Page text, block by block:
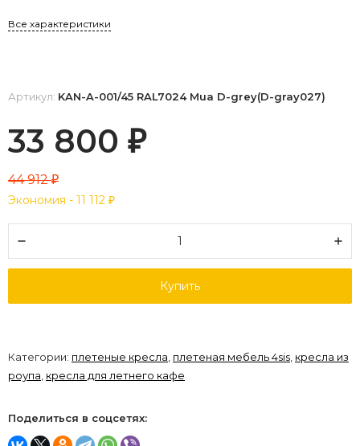
Все характеристики
Артикул: KAN-A-001/45 RAL7024 Mua D-grey(D-gray027)
33 800 ₽
44 912₽
Экономия - 11 112 ₽
Купить
Категории: плетеные кресла плетеная мебель 4sis кресла из
роупа кресла для летнего кафе
Поделиться в соцсетях: